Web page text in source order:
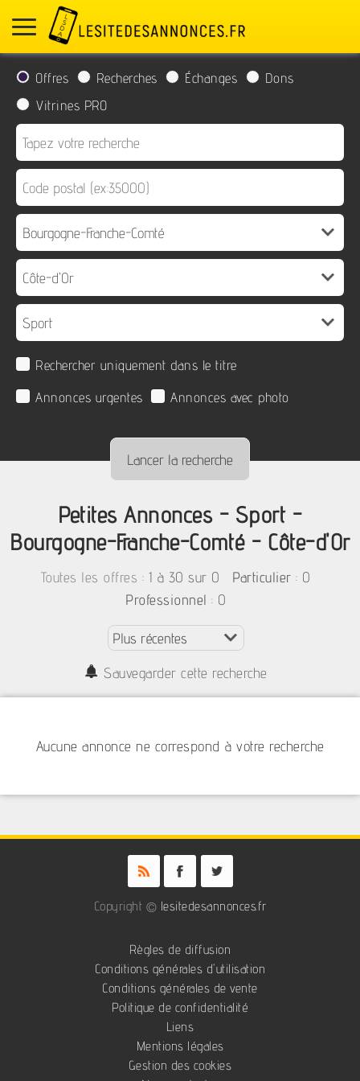
Offres Recherches Échanges
Dons
Vitrines PRO
Rechercher uniquement dans le titre
Annonces urgentes
Annonces avec photo
Petites Annonces - Sport -
Bourgogne-Franche-Comté - Côte-d'Or
Toutes les offres : 1 à 30 sur 0 Particulier : 0
Professionnel : 0
Sauvegarder cette recherche
Aucune annonce ne correspond à votre recherche
Copyright © lesitedesannonces.fr
Règles de diffusion
Conditions générales d'utilisation
Conditions générales de vente
Politique de confidentialité
Liens
Mentions légales
Gestion des cookies